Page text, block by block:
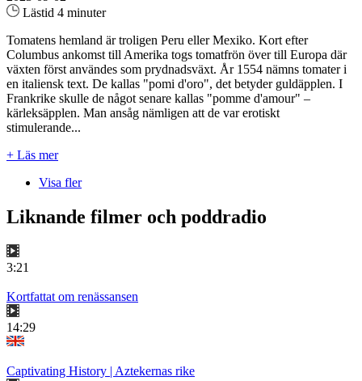
Lästid 4 minuter
Tomatens hemland är troligen Peru eller Mexiko. Kort efter
Columbus ankomst till Amerika togs tomatfrön över till Europa där
växten först användes som prydnadsväxt. År 1554 nämns tomater i
en italiensk text. De kallas "pomi d'oro", det betyder guldäpplen. I
Frankrike skulle de något senare kallas "pomme d'amour" –
kärleksäpplen. Man ansåg nämligen att de var erotiskt
stimulerande...
+ Läs mer
Visa fler
Liknande filmer och poddradio
3:21
Kortfattat om renässansen
14:29
Captivating History | Aztekernas rike